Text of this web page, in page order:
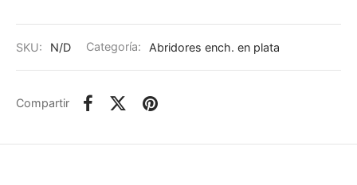
SKU: N/D Categoría: Abridores ench. en plata
Compartir